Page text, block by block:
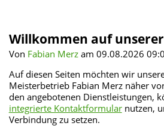
Willkommen auf
Von Fabian Merzam 09.08.2026
Auf diesen Seiten möchten wir
Meisterbetrieb Fabian Merz näher
den angebotenen Dienstleistungen,
integrierte Kontaktformularnutzen,
Verbindung zu setzen.